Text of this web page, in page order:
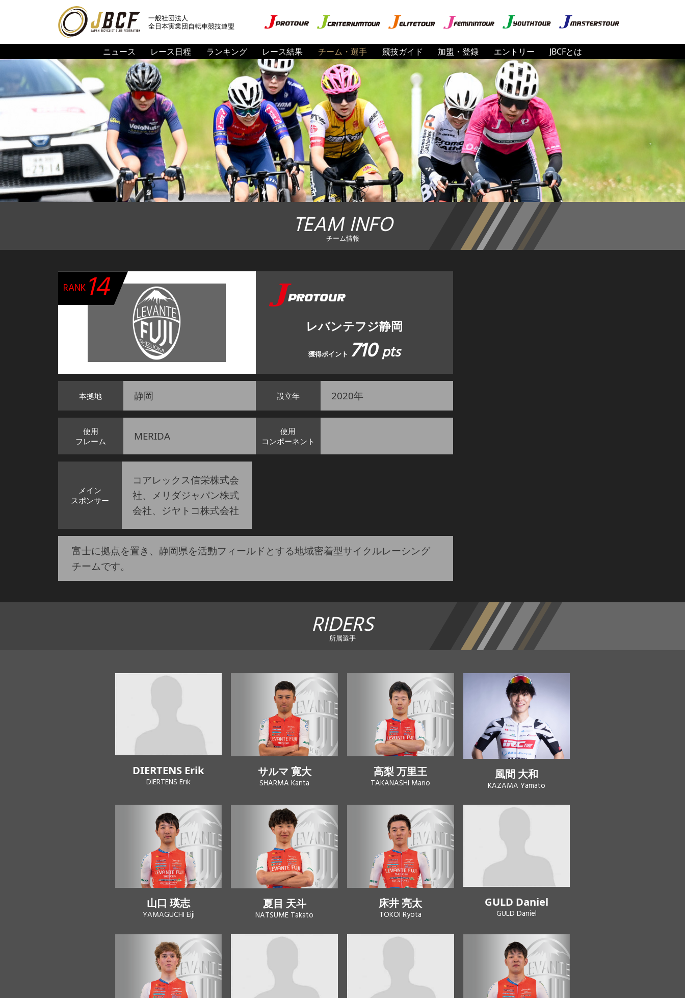
一般社団法人
全日本実業団自転車競技連盟
ニュース レース日程 ランキング レース結果 チーム・選手 競技ガイド 加盟・登録 エントリー JBCFとは
TEAM INFO
チーム情報
RANK 14
レバンテフジ静岡
獲得ポイント 710pts
本拠地 静岡 設立年 2020年
使用
フレーム
MERIDA
使用
コンポーネント
メイン
スポンサー
コアレックス信栄株式会
社、メリダジャパン株式
会社、ジヤトコ株式会社
富士に拠点を置き、静岡県を活動フィールドとする地域密着型サイクルレーシング
チームです。
RIDERS
所属選手
DIERTENS Erik
DIERTENS Erik
サルマ 寛大
SHARMA Kanta
高梨 万里王
TAKANASHI Mario
風間 大和
KAZAMA Yamato
山口 瑛志
YAMAGUCHI Eiji
夏目 天斗
NATSUME Takato
床井 亮太
TOKOI Ryota
GULD Daniel
GULD Daniel